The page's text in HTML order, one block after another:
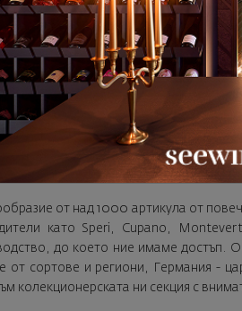
от над 1000 артикула от
като Speri, Cupano,
до което ние имаме
от сортове и региони, Германия -
колекционерската ни секция с